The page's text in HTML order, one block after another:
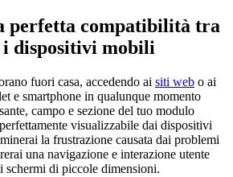
perfetta compatibilità tra
dispositivi mobili
fuori casa, accedendo ai siti web o ai
e smartphone in qualunque momento
campo e sezione del tuo modulo
visualizzabile dai dispositivi
la frustrazione causata dai problemi
una navigazione e interazione utente
schermi di piccole dimensioni.